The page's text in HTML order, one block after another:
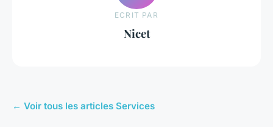
ECRIT PAR
Nicet
← Voir tous les articles Services